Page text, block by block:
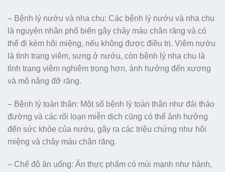
– Bệnh lý nướu và nha chu: Các bệnh lý nướu và nha chu
là nguyên nhân phổ biến gây chảy máu chân răng và có
thể đi kèm hôi miệng, nếu không được điều trị. Viêm nướu
là tình trạng viêm, sưng ở nướu, còn bệnh lý nha chu là
tình trạng viêm nghiêm trọng hơn, ảnh hưởng đến xương
và mô nâng đỡ răng.
– Bệnh lý toàn thân: Một số bệnh lý toàn thân như đái tháo
đường và các rối loạn miễn dịch cũng có thể ảnh hưởng
đến sức khỏe của nướu, gây ra các triệu chứng như hôi
miệng và chảy máu chân răng.
– Chế độ ăn uống: Ăn thực phẩm có mùi mạnh như hành,